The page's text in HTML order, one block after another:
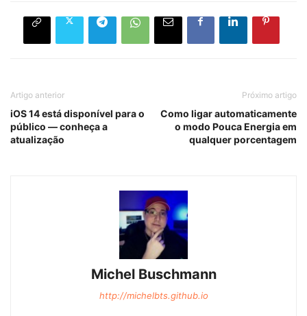
Artigo anterior
iOS 14 está disponível para o
público — conheça a
atualização
Próximo artigo
Como ligar automaticamente
o modo Pouca Energia em
qualquer porcentagem
Michel Buschmann
http://michelbts.github.io